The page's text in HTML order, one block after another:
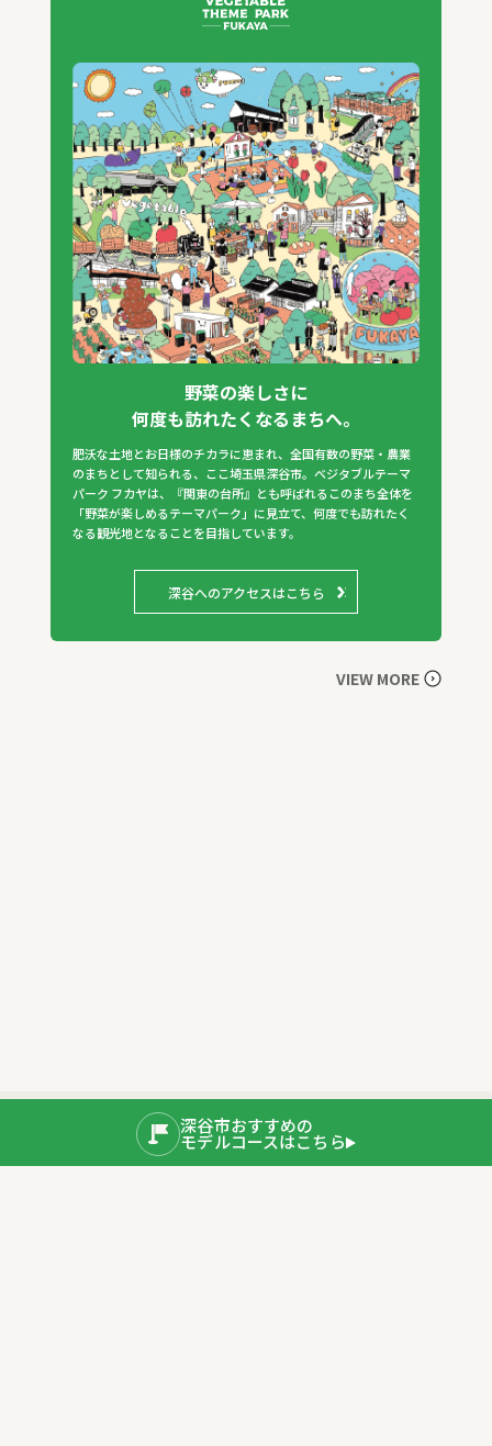
野菜の楽しさに
何度も訪れたくなるまちへ。
肥沃な土地とお日様のチカラに恵まれ、全国有数の野菜・農業
のまちとして知られる、ここ埼玉県深谷市。ベジタブルテーマ
パーク フカヤは、『関東の台所』とも呼ばれるこのまち全体を
「野菜が楽しめるテーマパーク」に見立て、何度でも訪れたく
なる観光地となることを目指しています。
深谷へのアクセスはこちら
VIEW MORE
深谷市おすすめの
モデルコースはこちら